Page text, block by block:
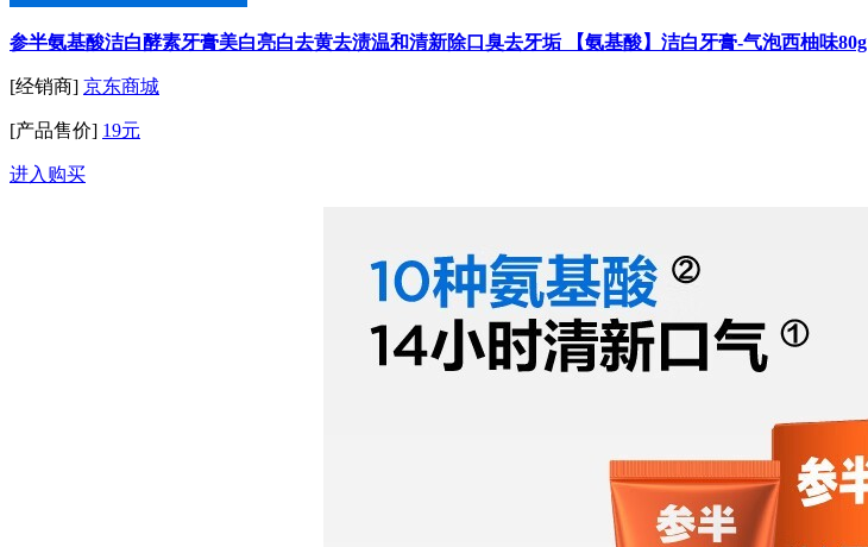
参半氨基酸洁白酵素牙膏美白亮白去黄去渍温和清新除口臭去牙垢 【氨基酸】洁白牙膏-气泡西柚味80g
[经销商] 京东商城
[产品售价] 19元
进入购买